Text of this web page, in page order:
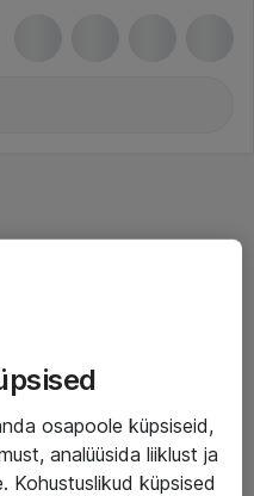
osapoole küpsiseid,
analüüsida liiklust ja
Kohustuslikud küpsised